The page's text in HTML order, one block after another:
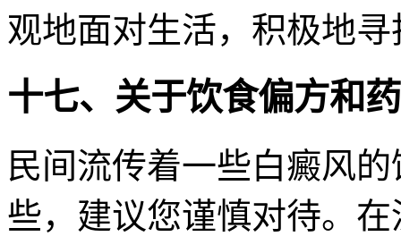
观地面对生活，积极地
十七、关于饮食偏方和
民间流传着一些白癜风
些，建议您谨慎对待。